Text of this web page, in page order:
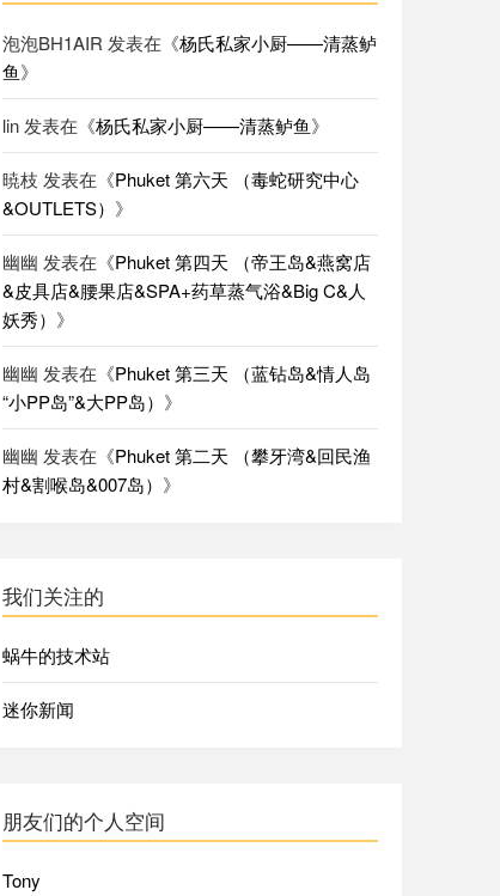
泡泡BH1AIR 发表在《杨氏私家小厨——清蒸鲈
鱼》
lin发表在《杨氏私家小厨——清蒸鲈鱼》
暁枝 发表在《Phuket 第六天 （毒蛇研究中心
&OUTLETS） 》
幽幽 发表在《Phuket 第四天 （帝王岛&燕窝店
&皮具店&腰果店&SPA+药草蒸气浴&Big C&人
妖秀） 》
幽幽 发表在《Phuket 第三天 （蓝钻岛&情人岛
“小PP岛”&大PP岛） 》
幽幽 发表在《Phuket 第二天 （攀牙湾&回民渔
村&割喉岛&007岛） 》
我们关注的
蜗牛的技术站
迷你新闻
朋友们的个人空间
Tony